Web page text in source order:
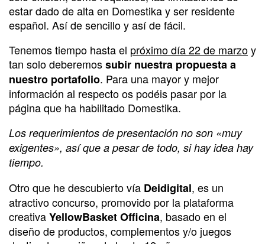
estar dado de alta en Domestika y ser residente
español. Así de sencillo y así de fácil.
Tenemos tiempo hasta el próximo día 22 de marzoy
tan solo deberemossubir nuestra propuesta a
nuestro portafolio. Para una mayor y mejor
información al respecto os podéis pasar por la
página que ha habilitado Domestika.
Los requerimientos de presentación no son «muy
exigentes», así que a pesar de todo, si hay idea hay
tiempo.
Otro que he descubierto vía Deidigital, es un
atractivo concurso, promovido por la plataforma
creativaYellowBasket Officina, basado en el
diseño de productos, complementos y/o juegos